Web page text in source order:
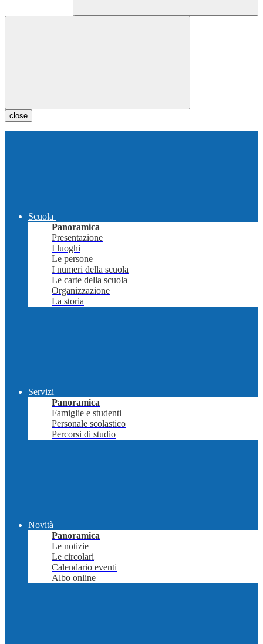
close
Scuola
Panoramica
Presentazione
I luoghi
Le persone
I numeri della scuola
Le carte della scuola
Organizzazione
La storia
Servizi
Panoramica
Famiglie e studenti
Personale scolastico
Percorsi di studio
Novità
Panoramica
Le notizie
Le circolari
Calendario eventi
Albo online